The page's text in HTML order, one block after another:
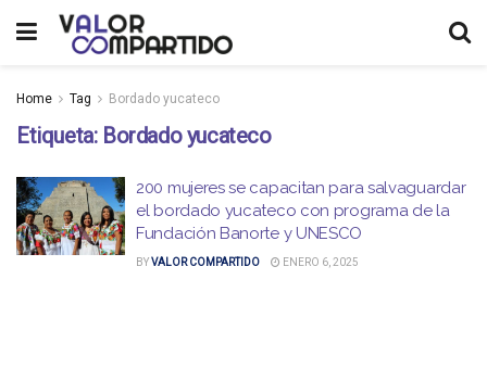
Home Tag Bordado yucateco
Etiqueta: Bordado yucateco
200 mujeres se capacitan para salvaguardar
el bordado yucateco con programa de la
Fundación Banorte y UNESCO
BYVALOR COMPARTIDO ENERO 6, 2025